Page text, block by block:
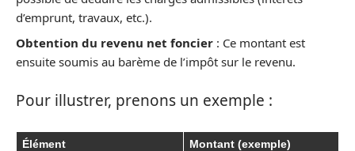
d’emprunt, travaux, etc.).
Obtention du revenu net foncier : Ce montant est
ensuite soumis au barème de l’impôt sur le revenu.
Pour illustrer, prenons un exemple :
Élément Montant (exemple)